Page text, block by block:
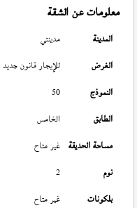
معلومات عن الشقة
المدينة مدينتي
الغرض
للإيجار قانون جديد
النموذج
50
الطابق
الخامس
مساحة الحديقة غير متاح
نوم
2
بلكونات
غير متاح